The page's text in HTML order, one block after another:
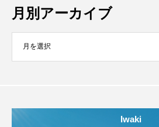
月別アーカイブ
ブ
Iwaki